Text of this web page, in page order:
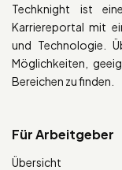
Techknight ist
Karriereportal mit
und Technologie.
Möglichkeiten,
Bereichen zu finden.
Für Arbeitgeber
Übersicht